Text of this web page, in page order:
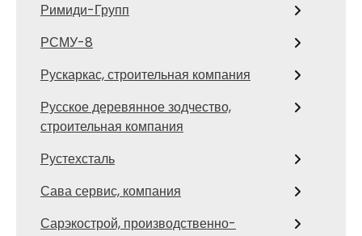
Римиди-Групп
РСМУ-8
Рускаркас, строительная компания
Русское деревянное зодчество,
строительная компания
Рустехсталь
Сава сервис, компания
Сарэкострой, производственно-